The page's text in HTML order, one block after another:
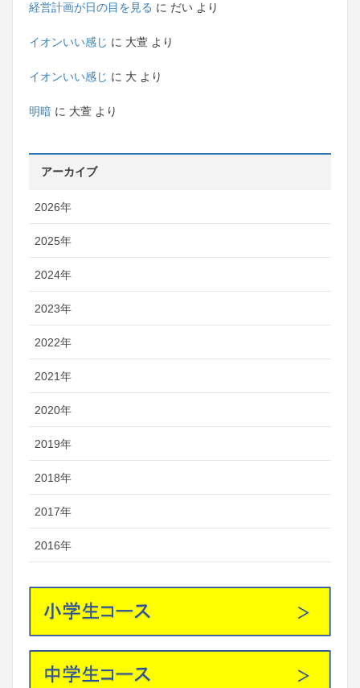
経営計画が日の目を見る に だい より
イオンいい感じ に 大萱 より
イオンいい感じ に 大 より
明暗 に 大萱 より
アーカイブ
2026年
2025年
2024年
2023年
2022年
2021年
2020年
2019年
2018年
2017年
2016年